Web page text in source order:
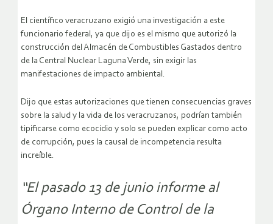
El científico veracruzano exigió una investigación a este
funcionario federal, ya que dijo es el mismo que autorizó la
construcción del Almacén de Combustibles Gastados dentro
de la Central Nuclear Laguna Verde, sin exigir las
manifestaciones de impacto ambiental.
Dijo que estas autorizaciones que tienen consecuencias graves
sobre la salud y la vida de los veracruzanos, podrían también
tipificarse como ecocidio y solo se pueden explicar como acto
de corrupción, pues la causal de incompetencia resulta
increíble.
“El pasado 13 de junio informe al
Órgano Interno de Control de la